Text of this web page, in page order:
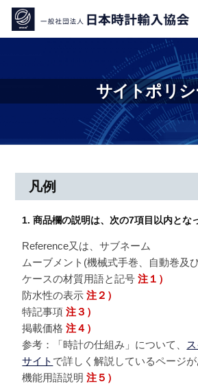
へ
サイトポリ
ポ
リ
シ
ー
2026
凡例
1. 商品欄の説明は、次の7項目以内とな
Reference又は、サブネーム
ムーブメント(機械式手巻、自動巻及
ケースの材質用語と記号注１）
防水性の表示注２）
特記事項注３）
掲載価格注４）
参考：「時計の仕組み」について、
サイト で詳しく解説しているページが
機能用語説明注５）